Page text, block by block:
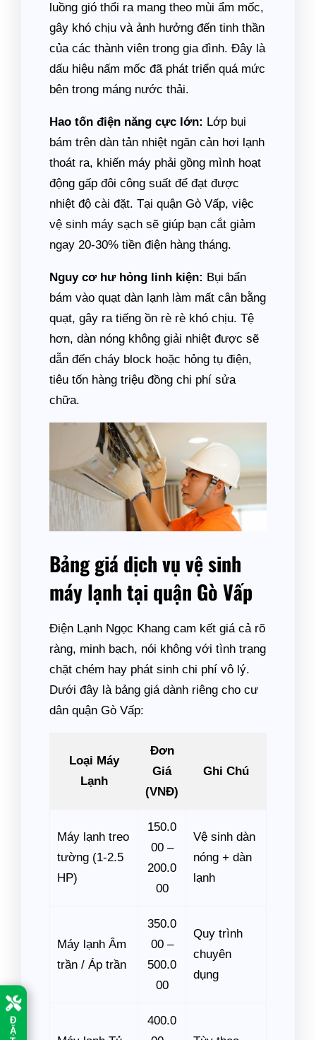
Đ
Ặ
luồng gió thổi ra mang theo mùi ẩm mốc,
gây khó chịu và ảnh hưởng đến tinh thần
của các thành viên trong gia đình. Đây là
dấu hiệu nấm mốc đã phát triển quá mức
bên trong máng nước thải.
Hao tốn điện năng cực lớn: Lớp bụi
bám trên dàn tản nhiệt ngăn cản hơi lạnh
thoát ra, khiến máy phải gồng mình hoạt
động gấp đôi công suất để đạt được
nhiệt độ cài đặt. Tại quận Gò Vấp, việc
vệ sinh máy sạch sẽ giúp bạn cắt giảm
ngay 20-30% tiền điện hàng tháng.
Nguy cơ hư hỏng linh kiện: Bụi bẩn
bám vào quạt dàn lạnh làm mất cân bằng
quạt, gây ra tiếng ồn rè rè khó chịu. Tệ
hơn, dàn nóng không giải nhiệt được sẽ
dẫn đến cháy block hoặc hỏng tụ điện,
tiêu tốn hàng triệu đồng chi phí sửa
chữa.
Bảng giá dịch vụ vệ sinh
máy lạnh tại quận Gò Vấp
Điện Lạnh Ngọc Khang cam kết giá cả rõ
ràng, minh bạch, nói không với tình trạng
chặt chém hay phát sinh chi phí vô lý.
Dưới đây là bảng giá dành riêng cho cư
dân quận Gò Vấp:
Loại Máy
Lạnh
Đơn
Giá
(VNĐ)
Ghi Chú
Máy lạnh treo
tường (1-2.5
HP)
150.0
00 –
200.0
00
Vệ sinh dàn
nóng + dàn
lạnh
Máy lạnh Âm
trần / Áp trần
350.0
00 –
500.0
00
Quy trình
chuyên
dụng
400.0